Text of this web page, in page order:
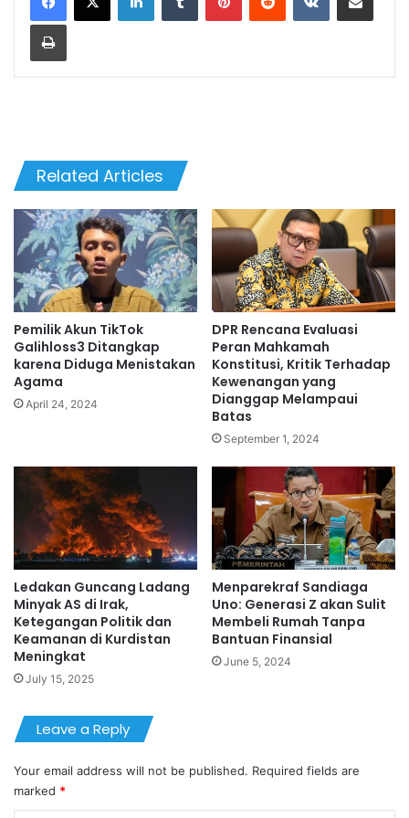
Print
Related Articles
Pemilik Akun TikTok
Galihloss3 Ditangkap
karena Diduga Menistakan
Agama
April 24, 2024
DPR Rencana Evaluasi
Peran Mahkamah
Konstitusi, Kritik Terhadap
Kewenangan yang
Dianggap Melampaui
Batas
September 1, 2024
Ledakan Guncang Ladang
Minyak AS di Irak,
Ketegangan Politik dan
Keamanan di Kurdistan
Meningkat
July 15, 2025
Menparekraf Sandiaga
Uno: Generasi Z akan Sulit
Membeli Rumah Tanpa
Bantuan Finansial
June 5, 2024
Leave a Reply
Your email address will not be published. Required fields are
marked *